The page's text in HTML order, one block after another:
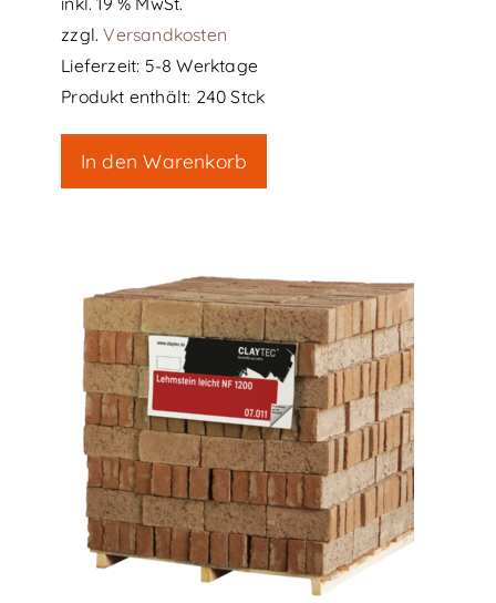
zzgl.Versandkosten
Lieferzeit: 5-8 Werktage
Produkt enthält: 240Stck
In den Warenkorb